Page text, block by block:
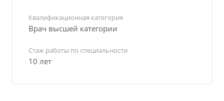
Квалификационная категория
Врач высшей категории
Стаж работы по специальности
10 лет